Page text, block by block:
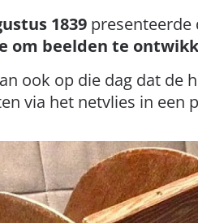
1839 presenteerde
om beelden te
ook op die dag dat de
via het netvlies in een